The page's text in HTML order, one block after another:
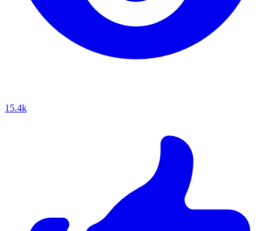
15.4k